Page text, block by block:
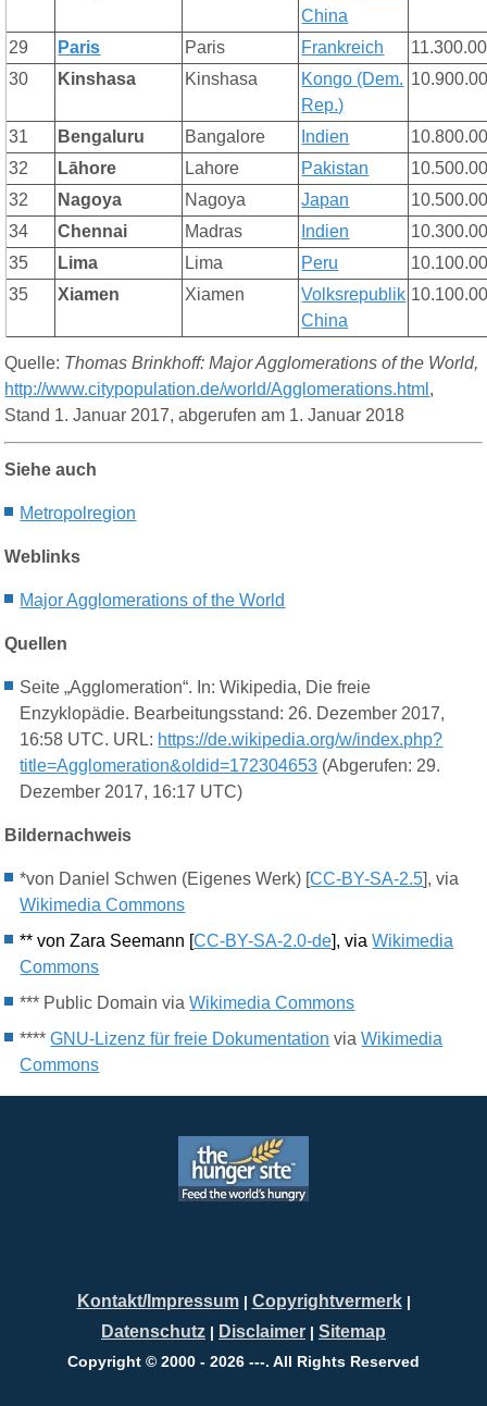
China
29 Paris Paris Frankreich
30
Kinshasa Kinshasa
Kongo (Dem.
Rep.)
31 Bengaluru Bangalore Indien
32
Lāhore Lahore Pakistan
32
Nagoya Nagoya Japan
34
Chennai Madras Indien
35
Lima Lima Peru
35
Xiamen Xiamen
Volksrepublik
China
Quelle: Thomas Brinkhoff: Major Agglomerations of the World,
http://www.citypopulation.de/world/Agglomerations.html ,
Stand 1. Januar 2017, abgerufen am 1. Januar 2018
Siehe auch
Metropolregion
Weblinks
Major Agglomerations of the World
Quellen
Seite „Agglomeration“. In: Wikipedia, Die freie
Enzyklopädie. Bearbeitungsstand: 26. Dezember 2017,
16:58 UTC. URL: https://de.wikipedia.org/w/index.php?
title=Agglomeration&oldid=172304653 (Abgerufen: 29.
Dezember 2017, 16:17 UTC)
Bildernachweis
*von Daniel Schwen (Eigenes Werk) [CC-BY-SA-2.5], via
Wikimedia Commons
** von Zara Seemann [CC-BY-SA-2.0-de],viaWikimedia
Commons
*** Public Domain viaWikimedia Commons
****GNU-Lizenz für freie Dokumentation viaWikimedia
Commons
Kontakt/Impressum| Copyrightvermerk|
Datenschutz | Disclaimer | Sitemap
Copyright © 2000 - 2026 ---. All Rights Reserved